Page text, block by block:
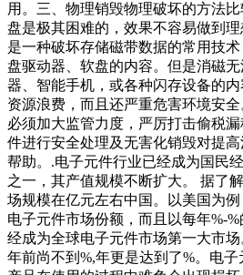
用。三、物理销毁物理破坏的方法
盘是极其困难的，效果不容易做到
是一种破坏存储磁带数据的常用技
盘驱动器、软盘的内容。但是消磁
器、智能手机，或各种闪存设备的
资源浪费，而且还严重危害环境安
必须加大监管力度，严厉打击偷税
件进行安全处理及无害化销毁对提
帮助。.电子元件行业已经成为国民
之一，其产值规模不断扩大。 据了
场规模在亿元左右中国。以美国为
电子元件市场份额，而且以每年%-
经成为全球电子元件市场第一大市
年前尚不到%,年更是达到了%。电